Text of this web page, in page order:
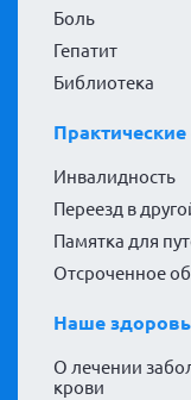
Боль
Гепатит
Библиотека
Инвалидность
Переезд в
Памятка для
Отсроченное
Наше
О лечении
крови